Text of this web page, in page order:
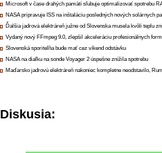
Microsoft v čase drahých pamätí sľubuje optimalizovať spotrebu
NASA pripravuje ISS na inštaláciu posledných nových solárnych
Ďalšia jadrová elektráreň južne od Slovenska musela kvôli teplu
Vydaný nový FFmpeg 9.0, zlepšil akceleráciu profesionálnych
Slovenská sporiteľňa bude mať cez víkend odstávku
NASA na diaľku na sonde Voyager 2 úspešne znížila spotrebu
Maďarsko jadrovú elektráreň nakoniec kompletne neodstavilo,
Diskusia: